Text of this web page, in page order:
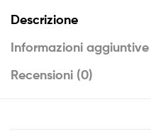
Descrizione
Informazioni aggiuntive
Recensioni (0)